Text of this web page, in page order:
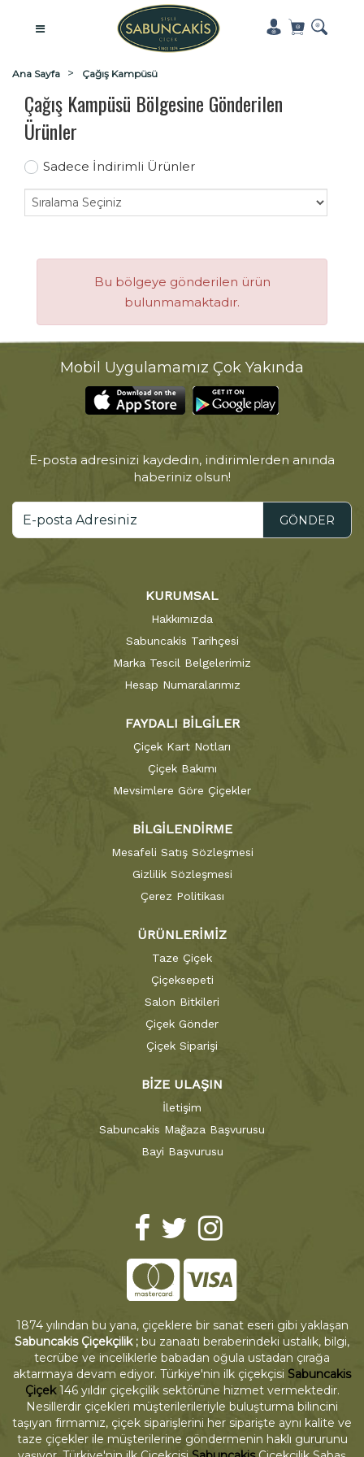
Ana Sayfa Çağış Kampüsü
Çağış Kampüsü Bölgesine Gönderilen
Ürünler
Sadece İndirimli Ürünler
Bu bölgeye gönderilen ürün
bulunmamaktadır.
Mobil Uygulamamız Çok Yakında
E-posta adresinizi kaydedin, indirimlerden anında
haberiniz olsun!
GÖNDER
KURUMSAL
Hakkımızda
Sabuncakis Tarihçesi
Marka Tescil Belgelerimiz
Hesap Numaralarımız
FAYDALI BİLGİLER
Çiçek Kart Notları
Çiçek Bakımı
Mevsimlere Göre Çiçekler
BİLGİLENDİRME
Mesafeli Satış Sözleşmesi
Gizlilik Sözleşmesi
Çerez Politikası
ÜRÜNLERİMİZ
Taze Çiçek
Çiçeksepeti
Salon Bitkileri
Çiçek Gönder
Çiçek Siparişi
BİZE ULAŞIN
İletişim
Sabuncakis Mağaza Başvurusu
Bayi Başvurusu
1874 yılından bu yana, çiçeklere bir sanat eseri gibi yaklaşan
Sabuncakis Çiçekçilik ; bu zanaatı beraberindeki ustalık, bilgi,
tecrübe ve inceliklerle babadan oğula ustadan çırağa
aktarmaya devam ediyor. Türkiye'nin ilk çiçekçisi Sabuncakis
Çiçek146 yıldır çiçekçilik sektörüne hizmet vermektedir.
Nesillerdir çiçekleri müşterilerileriyle buluşturma bilincini
taşıyan firmamız, çiçek siparişlerini her siparişte aynı kalite ve
taze çiçekler ile müşterilerine göndermenin haklı gururunu